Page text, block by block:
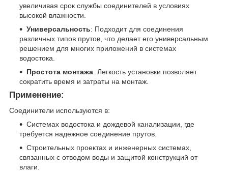
увеличивая срок службы соединителей в условиях
высокой влажности.
Универсальность: Подходит для соединения
различных типов прутов, что делает его универсальным
решением для многих приложений в системах
водостока.
Простота монтажа: Легкость установки позволяет
сократить время и затраты на монтаж.
Применение:
Соединители используются в:
Системах водостока и дождевой канализации, где
требуется надежное соединение прутов.
Строительных проектах и инженерных системах,
связанных с отводом воды и защитой конструкций от
влаги.